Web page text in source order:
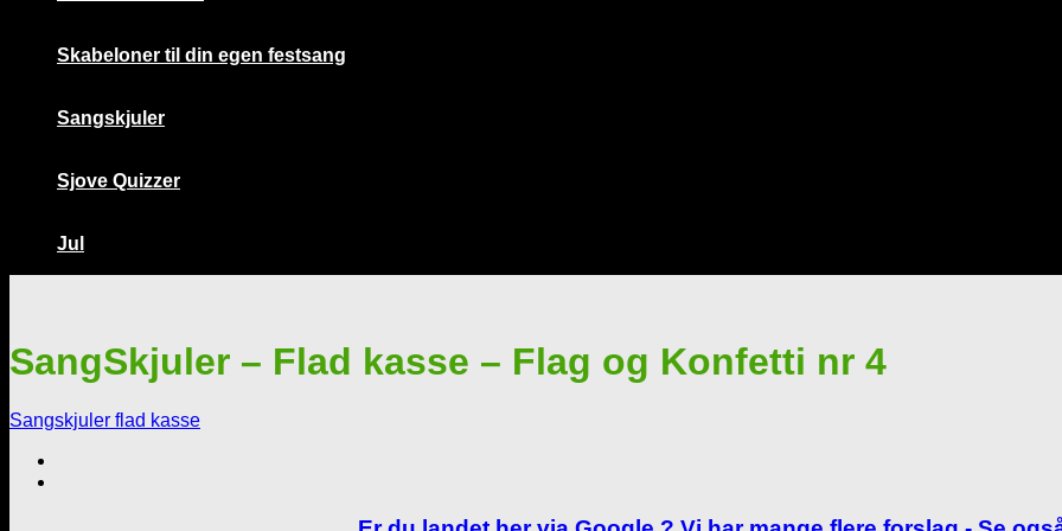
Skabeloner til din egen festsang
Sangskjuler
Sjove Quizzer
Jul
SangSkjuler – Flad kasse – Flag og Konfetti nr 4
Sangskjuler flad kasse